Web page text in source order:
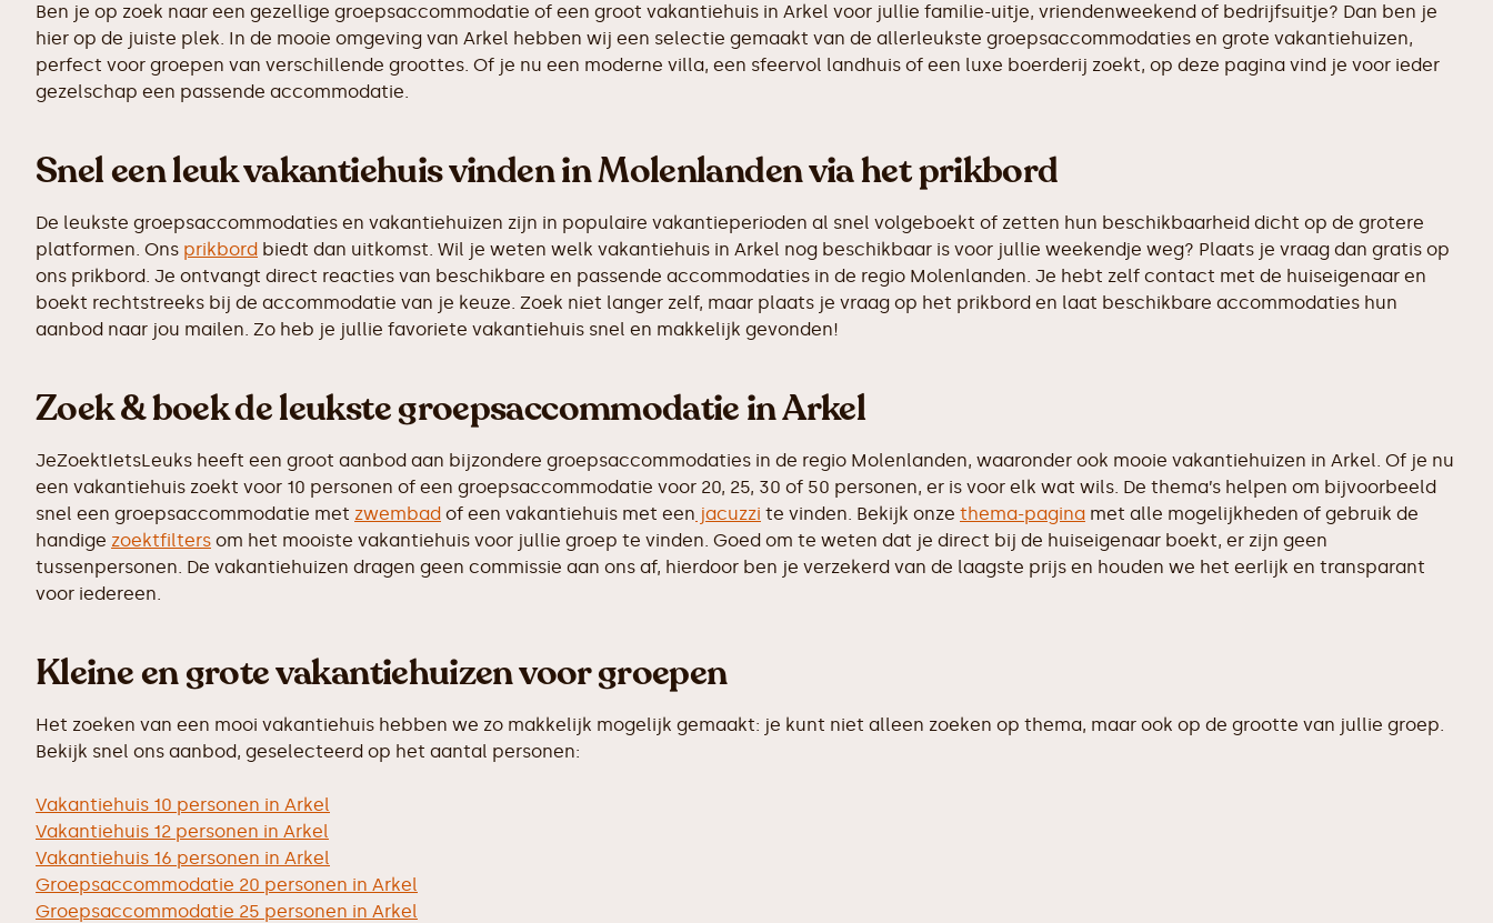
Ben je op zoek naar een gezellige groepsaccommodatie of een groot vakantiehuis in Arkel voor jullie familie-uitje, vriendenweekend of bedrijfsuitje? Dan ben je
hier op de juiste plek. In de mooie omgeving van Arkel hebben wij een selectie gemaakt van de allerleukste groepsaccommodaties en grote vakantiehuizen,
perfect voor groepen van verschillende groottes. Of je nu een moderne villa, een sfeervol landhuis of een luxe boerderij zoekt, op deze pagina vind je voor ieder
gezelschap een passende accommodatie.
Snel een leuk vakantiehuis vinden in Molenlanden via het prikbord
De leukste groepsaccommodaties en vakantiehuizen zijn in populaire vakantieperioden al snel volgeboekt of zetten hun beschikbaarheid dicht op de grotere
platformen. Ons prikbord biedt dan uitkomst. Wil je weten welk vakantiehuis in Arkel nog beschikbaar is voor jullie weekendje weg? Plaats je vraag dan gratis op
ons prikbord. Je ontvangt direct reacties van beschikbare en passende accommodaties in de regio Molenlanden. Je hebt zelf contact met de huiseigenaar en
boekt rechtstreeks bij de accommodatie van je keuze. Zoek niet langer zelf, maar plaats je vraag op het prikbord en laat beschikbare accommodaties hun
aanbod naar jou mailen. Zo heb je jullie favoriete vakantiehuis snel en makkelijk gevonden!
Zoek & boek de leukste groepsaccommodatie in Arkel
JeZoektIetsLeuks heeft een groot aanbod aan bijzondere groepsaccommodaties in de regio Molenlanden, waaronder ook mooie vakantiehuizen in Arkel. Of je nu
een vakantiehuis zoekt voor 10 personen of een groepsaccommodatie voor 20, 25, 30 of 50 personen, er is voor elk wat wils. De thema’s helpen om bijvoorbeeld
snel een groepsaccommodatie met zwembad of een vakantiehuis met een jacuzzi te vinden. Bekijk onze thema-pagina met alle mogelijkheden of gebruik de
handige zoektfilters om het mooiste vakantiehuis voor jullie groep te vinden. Goed om te weten dat je direct bij de huiseigenaar boekt, er zijn geen
tussenpersonen. De vakantiehuizen dragen geen commissie aan ons af, hierdoor ben je verzekerd van de laagste prijs en houden we het eerlijk en transparant
voor iedereen.
Kleine en grote vakantiehuizen voor groepen
Het zoeken van een mooi vakantiehuis hebben we zo makkelijk mogelijk gemaakt: je kunt niet alleen zoeken op thema, maar ook op de grootte van jullie groep.
Bekijk snel ons aanbod, geselecteerd op het aantal personen:
Vakantiehuis 10 personen in Arkel
Vakantiehuis 12 personen in Arkel
Vakantiehuis 16 personen in Arkel
Groepsaccommodatie 20 personen in Arkel
Groepsaccommodatie 25 personen in Arkel